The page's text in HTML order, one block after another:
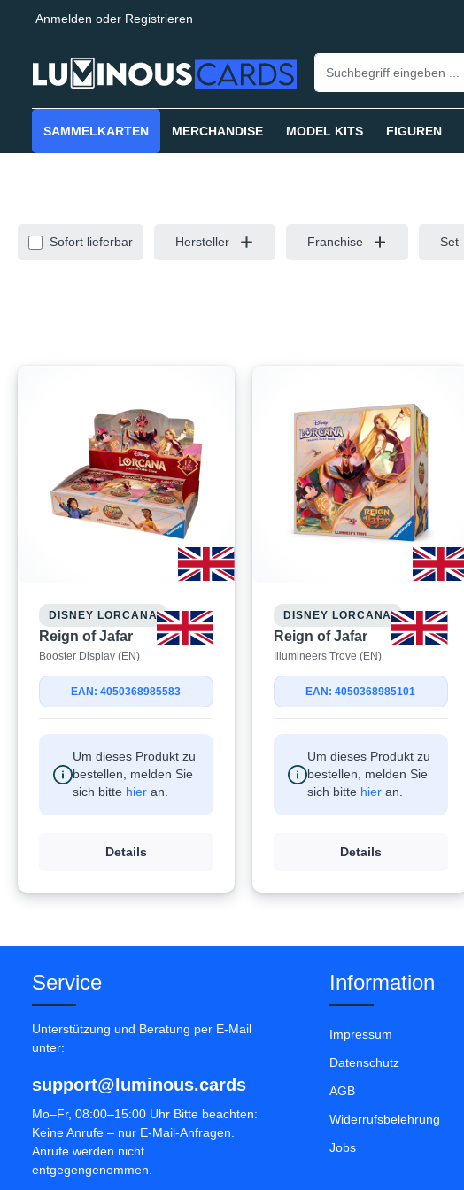
Zur Hauptnavigation springen
Anmelden oder Registrieren
SAMMELKARTEN MERCHANDISE MODEL KITS FIGUREN
Sofort lieferbar Hersteller Franchise Set
DISNEY LORCANA
Reign of Jafar
Booster Display (EN)
EAN: 4050368985583
Um dieses Produkt zu
bestellen, melden Sie
sich bitte hier an.
Details
DISNEY LORCANA
Reign of Jafar
Illumineers Trove (EN)
EAN: 4050368985101
Um dieses Produkt zu
bestellen, melden Sie
sich bitte hieran.
Details
Service
Unterstützung und Beratung per E-Mail
unter:
support@luminous.cards
Mo–Fr, 08:00–15:00 Uhr Bitte beachten:
Keine Anrufe – nur E-Mail-Anfragen.
Anrufe werden nicht
entgegengenommen.
Information
Impressum
Datenschutz
AGB
Widerrufsbelehrung
Jobs